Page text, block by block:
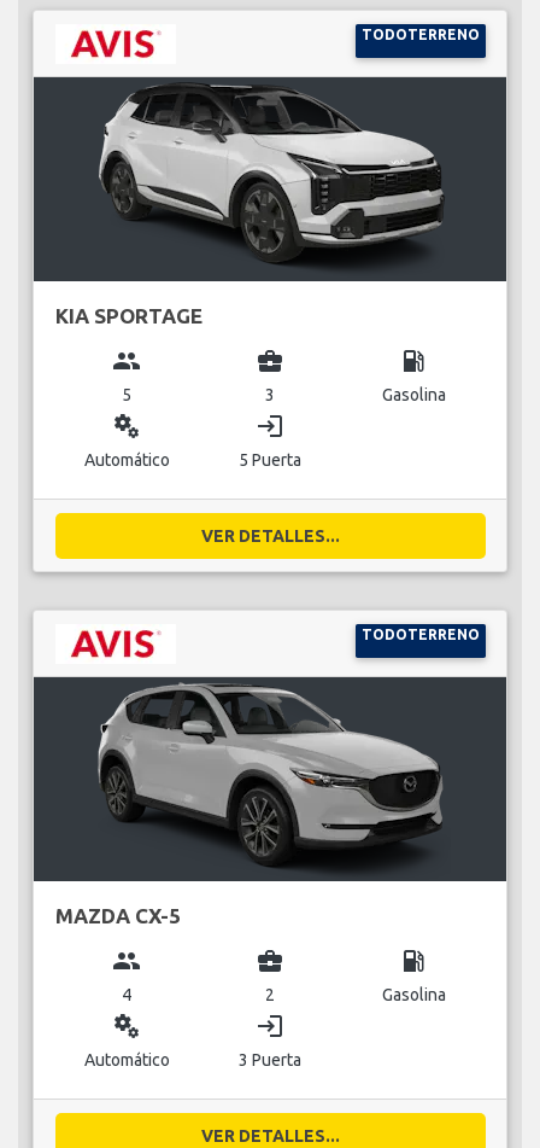
TODOTERRENO
KIA SPORTAGE
group
5
business_center
3
local_gas_station
Gasolina
miscellaneous_services
Automático
login
5 Puerta
VER DETALLES...
TODOTERRENO
MAZDA CX-5
group
4
business_center
2
local_gas_station
Gasolina
miscellaneous_services
Automático
login
3 Puerta
VER DETALLES...